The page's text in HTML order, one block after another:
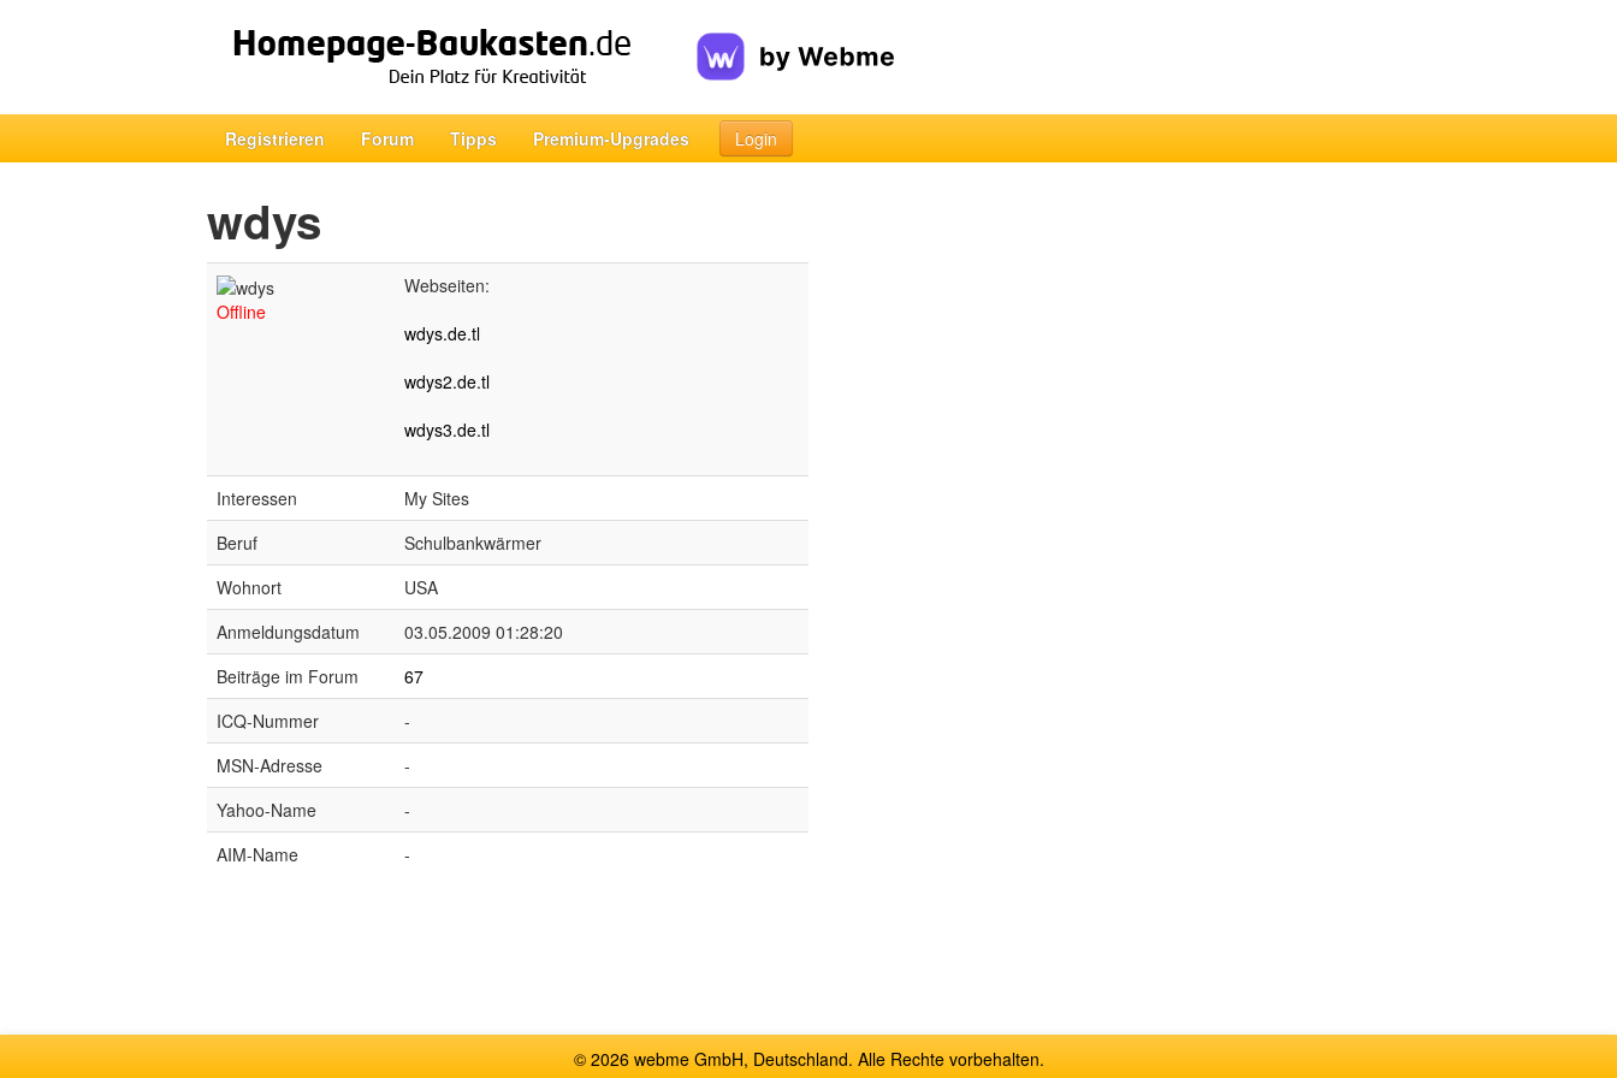
Registrieren Forum Tipps Premium-Upgrades Login
wdys
Offline
Webseiten:
wdys.de.tl
wdys2.de.tl
wdys3.de.tl
Interessen
My Sites
Beruf
Schulbankwärmer
Wohnort
USA
Anmeldungsdatum
03.05.2009 01:28:20
Beiträge im Forum
67
ICQ-Nummer
-
MSN-Adresse
-
Yahoo-Name
-
AIM-Name
-
© 2026 webme GmbH, Deutschland. Alle Rechte vorbehalten.